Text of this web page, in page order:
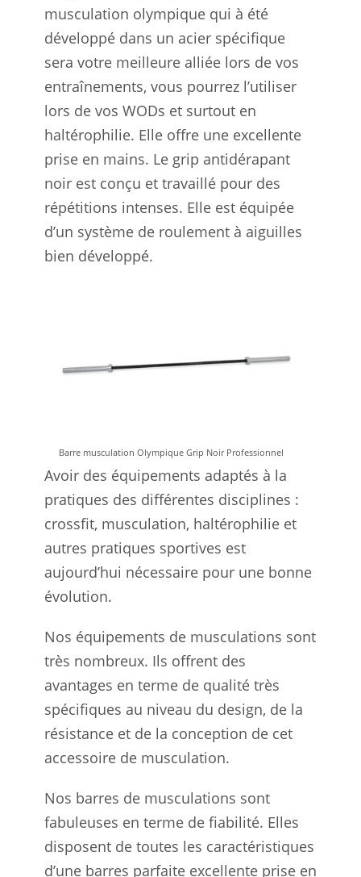
musculation olympique qui à été
développé dans un acier spécifique
sera votre meilleure alliée lors de vos
entraînements, vous pourrez l’utiliser
lors de vos WODs et surtout en
haltérophilie. Elle offre une excellente
prise en mains. Le grip antidérapant
noir est conçu et travaillé pour des
répétitions intenses. Elle est équipée
d’un système de roulement à aiguilles
bien développé.
Barre musculation Olympique Grip Noir Professionnel
Avoir des équipements adaptés à la
pratiques des différentes disciplines :
crossfit, musculation, haltérophilie et
autres pratiques sportives est
aujourd’hui nécessaire pour une bonne
évolution.
Nos équipements de musculations sont
très nombreux. Ils offrent des
avantages en terme de qualité très
spécifiques au niveau du design, de la
résistance et de la conception de cet
accessoire de musculation.
Nos barres de musculations sont
fabuleuses en terme de fiabilité. Elles
disposent de toutes les caractéristiques
d’une barres parfaite excellente prise en